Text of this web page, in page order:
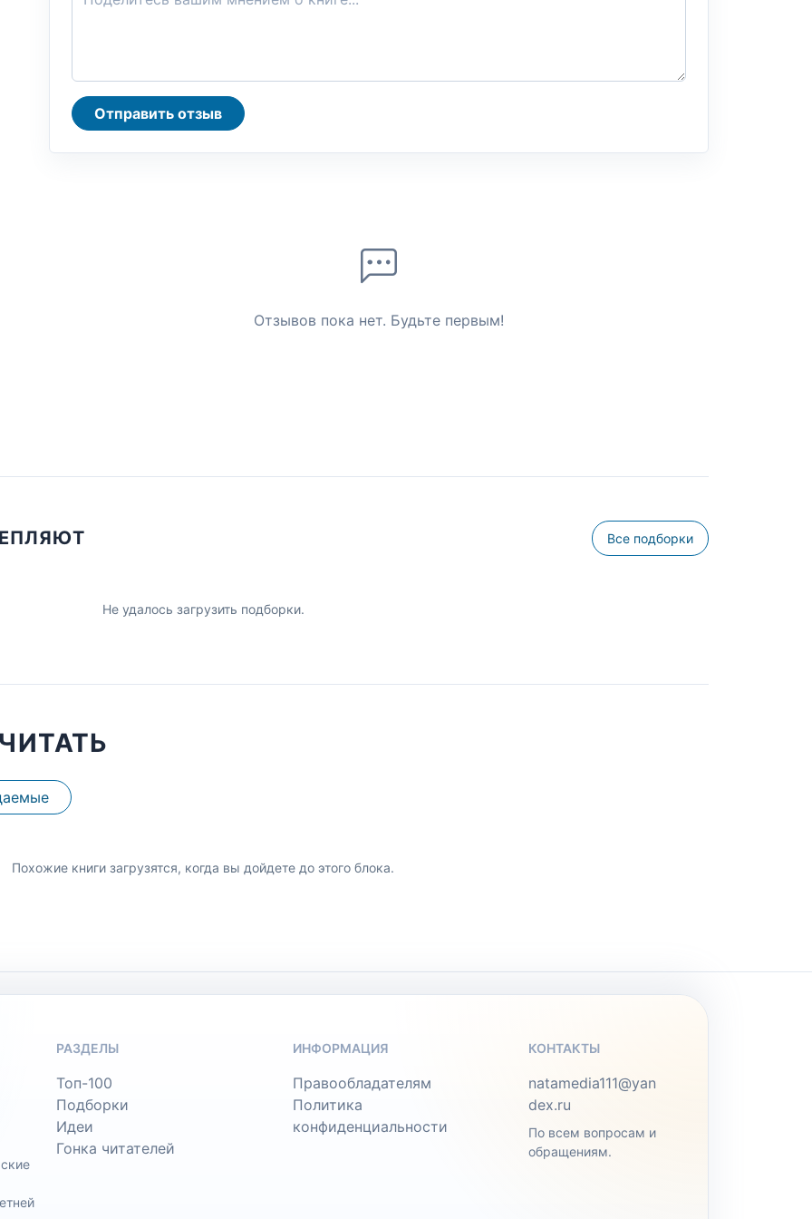
Отправить отзыв
Отзывов пока нет. Будьте первым!
Все подборки
Не удалось загрузить подборки.
Похожие книги загрузятся, когда вы дойдете до этого блока.
РАЗДЕЛЫ
Топ-100
Подборки
Идеи
Гонка читателей
ИНФОРМАЦИЯ
Правообладателям
Политика
конфиденциальности
КОНТАКТЫ
natamedia111@yan
dex.ru
По всем вопросам и
обращениям.